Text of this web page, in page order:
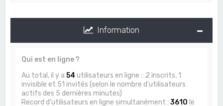
Information
Qui est en ligne ?
Au total, il y a54 utilisateurs en ligne :: 2 inscrits, 1
invisible et 51 invités (selon le nombre d’utilisateurs
actifs des 5 dernières minutes)
Record d’utilisateurs en ligne simultanément :3610 le